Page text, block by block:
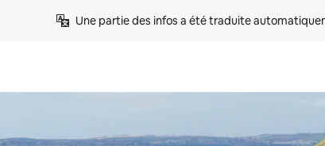
Une partie des infos a été traduite